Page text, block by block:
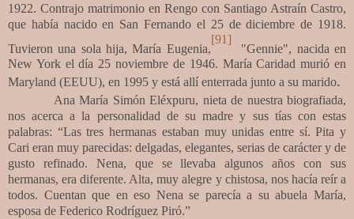
1922. Contrajo matrimonio en Rengo con Santiago Astraín Castro,
que había nacido en San Fernando el 25 de diciembre de 1918.
Tuvieron una sola hija, María Eugenia,
[91]
"Gennie", nacida en
New York el día 25 noviembre de 1946. María Caridad murió en
Maryland (EEUU), en 1995 y está allí enterrada junto a su marido.
Ana María Simón Eléxpuru, nieta de nuestra biografiada,
nos acerca a la personalidad de su madre y sus tías con estas
palabras: “Las tres hermanas estaban muy unidas entre sí. Pita y
Cari eran muy parecidas: delgadas, elegantes, serias de carácter y de
gusto refinado. Nena, que se llevaba algunos años con sus
hermanas, era diferente. Alta, muy alegre y chistosa, nos hacía reír a
todos. Cuentan que en eso Nena se parecía a su abuela María,
esposa de Federico Rodríguez Piró.”